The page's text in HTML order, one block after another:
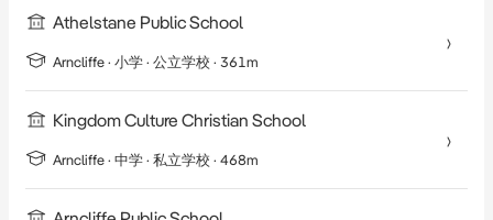
Athelstane Public School
Arncliffe · 小学 · 公立学校 · 361m
Kingdom Culture Christian School
Arncliffe · 中学 · 私立学校 · 468m